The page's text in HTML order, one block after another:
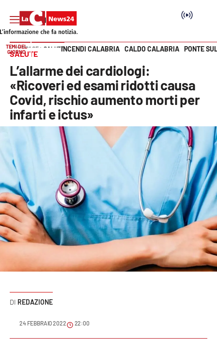
SEZIONI
Cronaca
Politica
Economia e lavoro
Italia Mondo
Sanità
Cultura
Podcast
Meteo
Vai
TEMI DEL
GIORNO
INCENDI CALABRIA CALDO CALABRIA PONTE
HOME PAGE SALUTE
SALUTE
L’allarme dei cardiologi:
«Ricoveri ed esami ridotti causa
Covid, rischio aumento morti per
infarti e ictus»
REDAZIONE
24 FEBBRAIO 2022 22:00